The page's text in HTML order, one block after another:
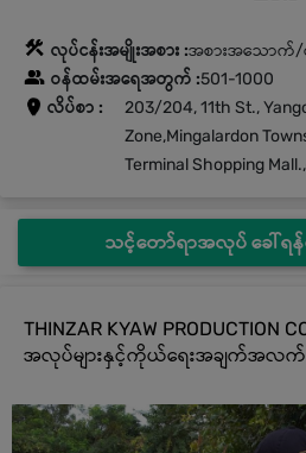
လုပ်ငန်းအမျိုးအစား :အစားအသောက်/
ဝန်ထမ်းအရေအတွက် :501-1000
လိပ်စာ :
203/204, 11th St.,
Zone,Mingalardon
Terminal Shopping
သင့်တော်ရာအလုပ် ခေါ်ရန်
THINZAR KYAW PRODUCTION
အလုပ်များနှင့်ကိုယ်ရေးအချက်အလက်မ